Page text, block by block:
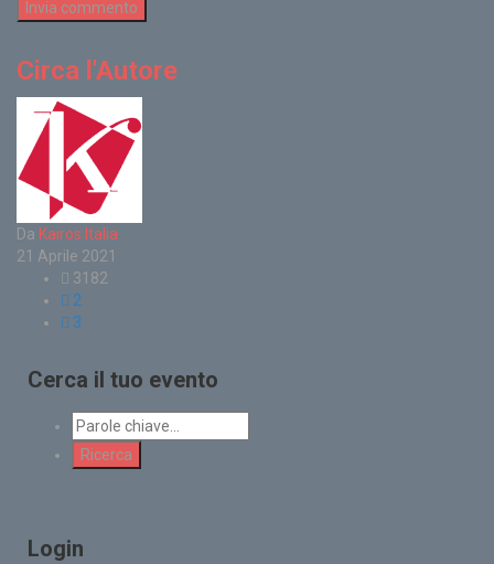
Circa l'Autore
Da Kairos Italia
21 Aprile 2021
3182
2
3
Cerca il tuo evento
Login